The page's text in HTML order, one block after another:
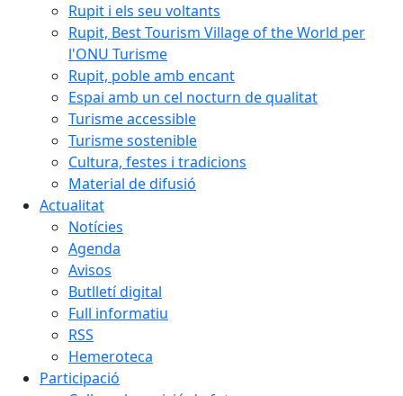
Rupit i els seu voltants
Rupit, Best Tourism Village of the World per
l'ONU Turisme
Rupit, poble amb encant
Espai amb un cel nocturn de qualitat
Turisme accessible
Turisme sostenible
Cultura, festes i tradicions
Material de difusió
Actualitat
Notícies
Agenda
Avisos
Butlletí digital
Full informatiu
RSS
Hemeroteca
Participació